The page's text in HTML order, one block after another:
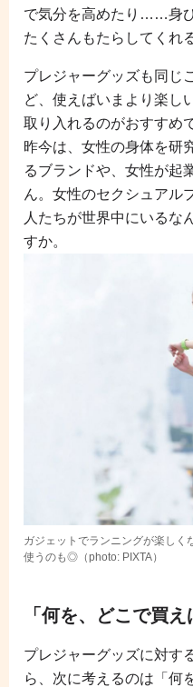
で気分を高めたり……身
たくさんもたらしてくれ
プレジャーグッズも同じ
ど、使えばいまより楽し
取り入れるのがおすすめ
昨今は、女性の身体を研
るブランドや、女性が起
ん。女性のセクシュアル
人たちが世界中にいるな
すか。
ガジェットでランニングが楽しく
使うのも◎（photo: PIXTA）
「何を、どこで買
プレジャーグッズに対す
ら、次に考えるのは「何